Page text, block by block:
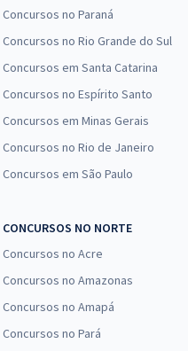
Concursos no Paraná
Concursos no Rio Grande do Sul
Concursos em Santa Catarina
Concursos no Espírito Santo
Concursos em Minas Gerais
Concursos no Rio de Janeiro
Concursos em São Paulo
CONCURSOS NO NORTE
Concursos no Acre
Concursos no Amazonas
Concursos no Amapá
Concursos no Pará